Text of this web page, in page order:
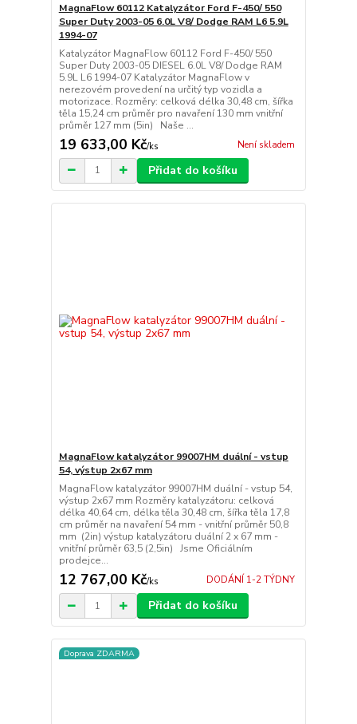
MagnaFlow 60112 Katalyzátor Ford F-450/ 550
Super Duty 2003-05 6.0L V8/ Dodge RAM L6 5.9L
1994-07
Katalyzátor MagnaFlow 60112 Ford F-450/ 550
Super Duty 2003-05 DIESEL 6.0L V8/ Dodge RAM
5.9L L6 1994-07 Katalyzátor MagnaFlow v
nerezovém provedení na určitý typ vozidla a
motorizace. Rozměry: celková délka 30,48 cm, šířka
těla 15,24 cm průměr pro navaření 130 mm vnitřní
průměr 127 mm (5in) Naše ...
19 633,00 Kč/ks Není skladem
Přidat do košíku
MagnaFlow katalyzátor 99007HM duální - vstup
54, výstup 2x67 mm
MagnaFlow katalyzátor 99007HM duální - vstup 54,
výstup 2x67 mm Rozměry katalyzátoru: celková
délka 40,64 cm, délka těla 30,48 cm, šířka těla 17,8
cm průměr na navaření 54 mm - vnitřní průměr 50,8
mm (2in) výstup katalyzátoru duální 2 x 67 mm -
vnitřní průměr 63,5 (2,5in) Jsme Oficiálním
prodejce...
12 767,00 Kč/ks DODÁNÍ 1-2 TÝDNY
Přidat do košíku
Doprava ZDARMA